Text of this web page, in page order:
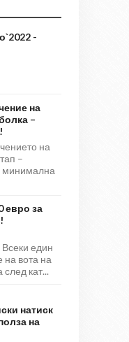
-
на
–
на
–
минимална
евро за
един
на вота на
кат...
натиск
на